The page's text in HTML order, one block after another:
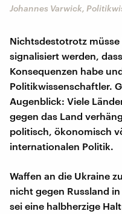
Johannes Varwick,
Nichtsdestotrotz
signalisiert werden,
Konsequenzen habe
Politikwissenschaftler.
Augenblick: Viele
gegen das Land
politisch, ökonomisch
internationalen Politik.
Waffen an die Ukraine
nicht gegen Russland
sei eine halbherzige